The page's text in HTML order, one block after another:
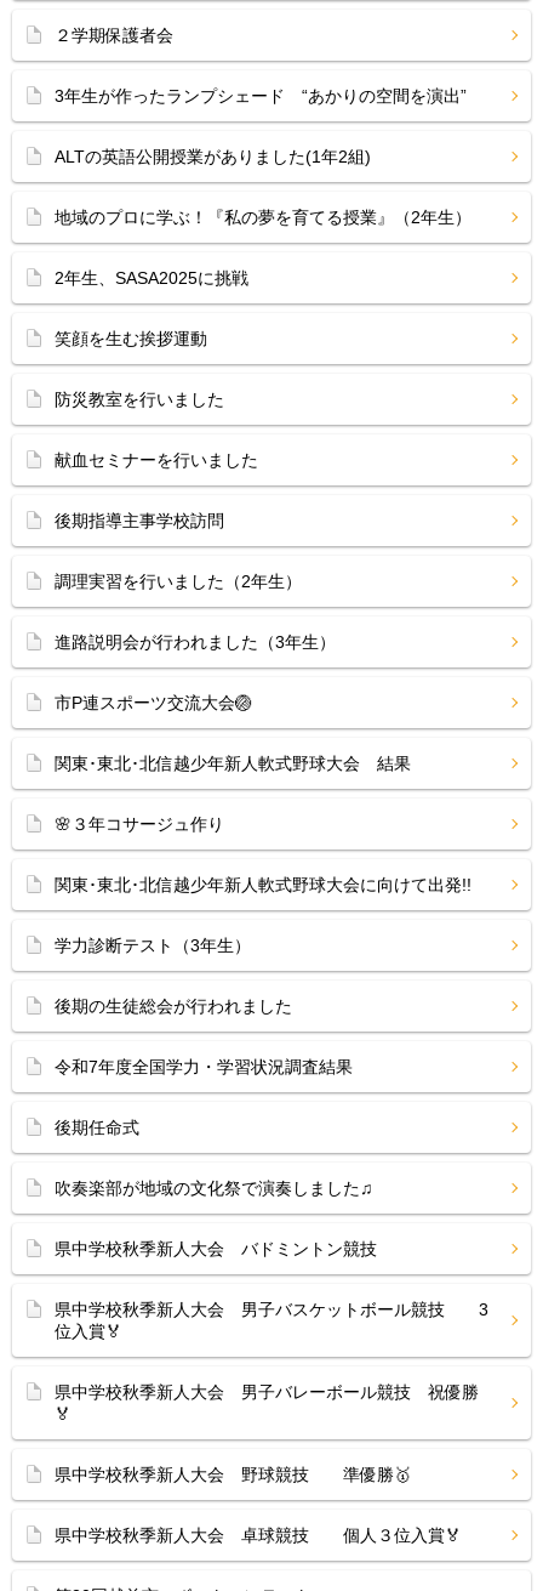
２学期保護者会
3年生が作ったランプシェード “あかりの空間を演出”
ALTの英語公開授業がありました(1年2組)
地域のプロに学ぶ！『私の夢を育てる授業』（2年生）
2年生、SASA2025に挑戦
笑顔を生む挨拶運動
防災教室を行いました
献血セミナーを行いました
後期指導主事学校訪問
調理実習を行いました（2年生）
進路説明会が行われました（3年生）
市P連スポーツ交流大会🏐
関東･東北･北信越少年新人軟式野球大会 結果
🌸３年コサージュ作り
関東･東北･北信越少年新人軟式野球大会に向けて出発!!
学力診断テスト（3年生）
後期の生徒総会が行われました
令和7年度全国学力・学習状況調査結果
後期任命式
吹奏楽部が地域の文化祭で演奏しました♫
県中学校秋季新人大会 バドミントン競技
県中学校秋季新人大会 男子バスケットボール競技 3
位入賞🏅
県中学校秋季新人大会 男子バレーボール競技 祝優勝
🏅
県中学校秋季新人大会 野球競技 準優勝🥇
県中学校秋季新人大会 卓球競技 個人３位入賞🏅